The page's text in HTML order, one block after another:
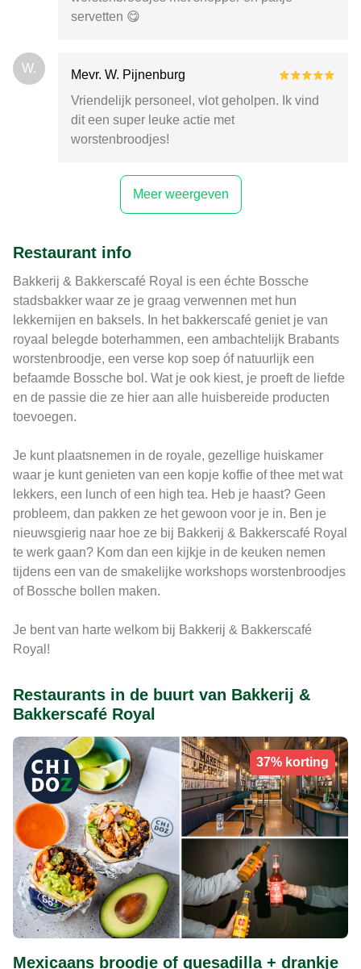
servetten 😋
W.
Mevr. W. Pijnenburg
Vriendelijk personeel, vlot geholpen. Ik vind
dit een super leuke actie met
worstenbroodjes!
Meer weergeven
Restaurant info
Bakkerij & Bakkerscafé Royal is een échte Bossche
stadsbakker waar ze je graag verwennen met hun
lekkernijen en baksels. In het bakkerscafé geniet je van
royaal belegde boterhammen, een ambachtelijk Brabants
worstenbroodje, een verse kop soep óf natuurlijk een
befaamde Bossche bol. Wat je ook kiest, je proeft de liefde
en de passie die ze hier aan alle huisbereide producten
toevoegen.
Je kunt plaatsnemen in de royale, gezellige huiskamer
waar je kunt genieten van een kopje koffie of thee met wat
lekkers, een lunch of een high tea. Heb je haast? Geen
probleem, dan pakken ze het gewoon voor je in. Ben je
nieuwsgierig naar hoe ze bij Bakkerij & Bakkerscafé Royal
te werk gaan? Kom dan een kijkje in de keuken nemen
tijdens een van de smakelijke workshops worstenbroodjes
of Bossche bollen maken.
Je bent van harte welkom bij Bakkerij & Bakkerscafé
Royal!
Restaurants in de buurt van Bakkerij &
Bakkerscafé Royal
37% korting
Mexicaans broodje of quesadilla + drankje